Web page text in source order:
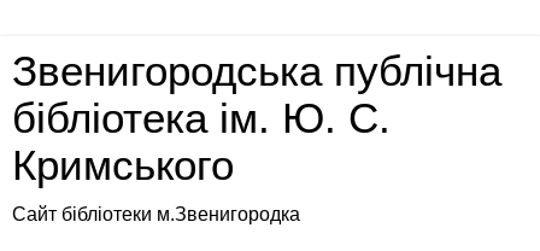
Звенигородська публічна
бібліотека ім. Ю. С.
Кримського
Сайт бібліотеки м.Звенигородка